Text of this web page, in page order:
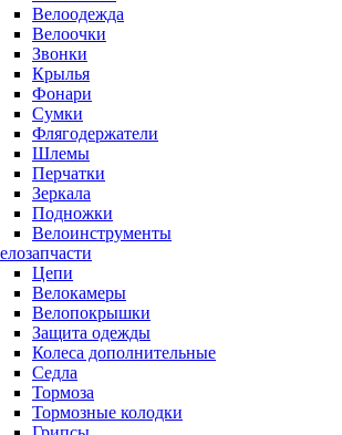
Велоодежда
Велоочки
Звонки
Крылья
Фонари
Сумки
Флягодержатели
Шлемы
Перчатки
Зеркала
Подножки
Велоинструменты
Цепи
Велокамеры
Велопокрышки
Защита одежды
Колеса дополнительные
Седла
Тормоза
Тормозные колодки